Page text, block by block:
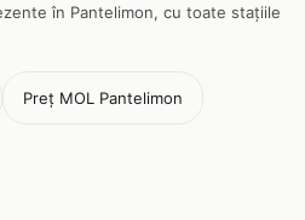
în Pantelimon, cu toate stațiile
Preț MOL Pantelimon